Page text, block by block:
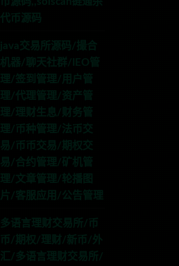
代币源码
java交易所源码/撮合
机器/聊天社群/IEO管
理/签到管理/用户管
理/代理管理/资产管
理/理财生息/财务管
理/币种管理/法币交
易/币币交易/期权交
易/合约管理/矿机管
理/文章管理/轮播图
片/客服应用/公告管理
多语言理财交易所/币
币/期权/理财/新币/外
汇/多语言理财交易所/